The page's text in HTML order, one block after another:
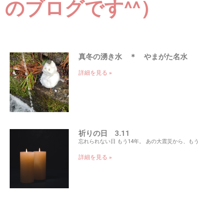
のブログです^^）
真冬の湧き水 ＊ やまがた名水
詳細を見る »
祈りの日 3.11
忘れられない日 もう14年。 あの大震災から、もう
詳細を見る »